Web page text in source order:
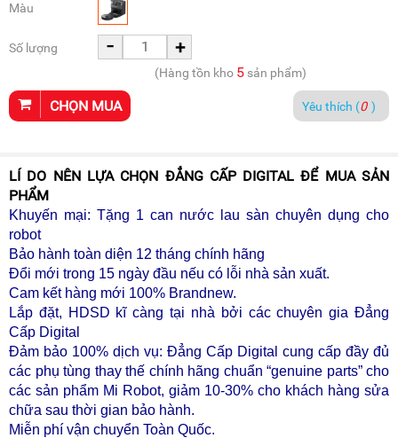
Màu
Số lượng - +
(Hàng tồn kho 5sản phẩm)
CHỌN MUA Yêu thích (0 )
LÍ DO NÊN LỰA CHỌN ĐẲNG CẤP DIGITAL ĐỂ MUA SẢN
PHẨM
Khuyến mại: Tặng 1 can nước lau sàn chuyên dụng cho
robot
Bảo hành toàn diện 12 tháng chính hãng
Đổi mới trong 15 ngày đầu nếu có lỗi nhà sản xuất.
Cam kết hàng mới 100% Brandnew.
Lắp đặt, HDSD kĩ càng tại nhà bởi các chuyên gia Đẳng
Cấp Digital
Đảm bảo 100% dịch vụ: Đẳng Cấp Digital cung cấp đầy đủ
các phụ tùng thay thế chính hãng chuẩn “genuine parts” cho
các sản phẩm Mi Robot, giảm 10-30% cho khách hàng sửa
chữa sau thời gian bảo hành.
Miễn phí vận chuyển Toàn Quốc.